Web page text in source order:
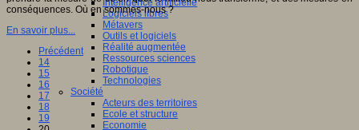
Intelligence artificielle
Logiciels libres
Métavers
Outils et logiciels
Réalité augmentée
Ressources sciences
Robotique
Technologies
Société
Acteurs des territoires
Ecole et structure
Economie
conséquences. Où en sommes-nous ?
En savoir plus...
Précédent
14
15
16
17
18
19